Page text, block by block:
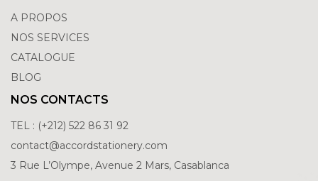
A PROPOS
NOS SERVICES
CATALOGUE
BLOG
NOS CONTACTS
TEL : (+212) 522 86 31 92
contact@accordstationery.com
3 Rue L’Olympe, Avenue 2 Mars, Casablanca